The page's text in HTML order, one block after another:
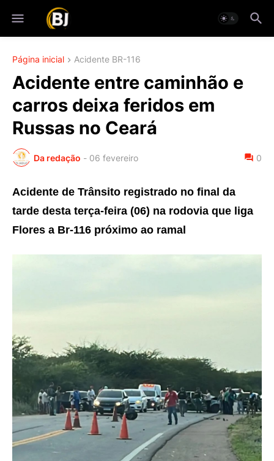
Página inicial Acidente BR-116
Acidente entre caminhão e
carros deixa feridos em
Russas no Ceará
Da redação - 06 fevereiro 0
Acidente de Trânsito registrado no final da
tarde desta terça-feira (06) na rodovia que liga
Flores a Br-116 próximo ao ramal